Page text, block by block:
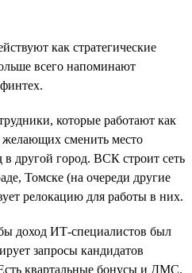
как стратегические
всего напоминают
которые работают как
желающих сменить место
в другой город. ВСК строит сеть
Томске (на очереди другие
релокацию для работы в них.
доход ИТ-специалистов был
запросы кандидатов
квартальные бонусы и ДМС.